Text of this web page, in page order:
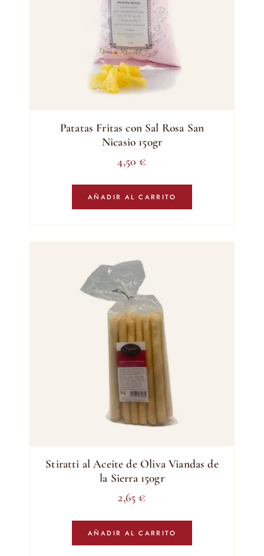
Patatas Fritas con Sal Rosa San
Nicasio 150gr
4,50 €
AÑADIR AL CARRITO
Stiratti al Aceite de Oliva Viandas de
la Sierra 150gr
2,65 €
AÑADIR AL CARRITO